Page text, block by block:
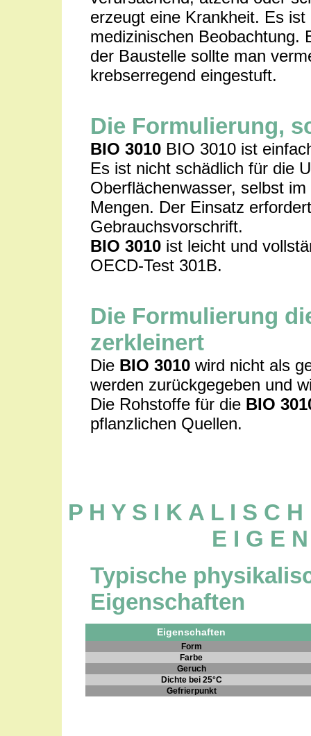
erzeugt eine Krankheit. Es
medizinischen Beobachtung.
der Baustelle sollte man
krebserregend eingestuft.
Die Formulierung,
BIO 3010 BIO 3010 ist
Es ist nicht schädlich für die
Oberflächenwasser, selbst
Mengen. Der Einsatz
Gebrauchsvorschrift.
BIO 3010 ist leicht und
OECD-Test 301B.
Die Formulierung
zerkleinert
Die BIO 3010 wird nicht als
werden zurückgegeben und
Die Rohstoffe für die BIO
pflanzlichen Quellen.
P H Y S I K A L I S C
E I G E
Typische
Eigenschaften
Eigenschaften
Form
Farbe
Geruch
Dichte bei 25°C
Gefrierpunkt